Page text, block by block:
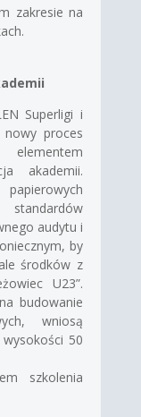
zakresie na
Superligi i
nowy proces
elementem
akademii.
audytu i
by
środków z
U23”.
budowanie
wniosą
50
szkolenia